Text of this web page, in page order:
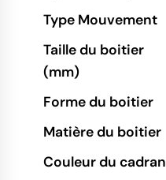
Type Mouvement
Taille du boitier
(mm)
Forme du boitier
Matière du boitier
Couleur du cadran